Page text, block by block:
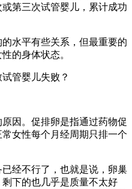
第三次试管婴儿，累计成功
水平有些关系，但最重要的
的身体状态。
管婴儿失败？
因。促排卵是指通过药物促
女性每个月经周期只排一个
经不行了，也就是说，卵巢
下的也几乎是质量不太好